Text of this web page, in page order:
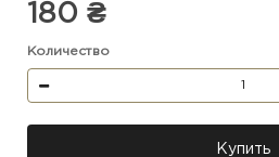
180 ₴
Количество
Купить